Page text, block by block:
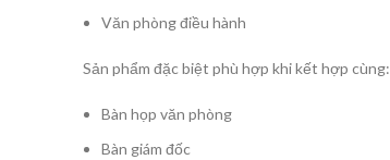
Văn phòng điều hành
Sản phẩm đặc biệt phù hợp khi kết hợp cùng:
Bàn họp văn phòng
Bàn giám đốc